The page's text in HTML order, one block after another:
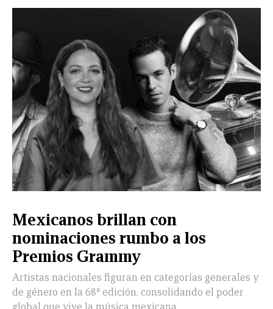
VIDA
Mexicanos brillan con
nominaciones rumbo a los
Premios Grammy
Artistas nacionales figuran en categorías generales y
de género en la 68ª edición, consolidando el poder